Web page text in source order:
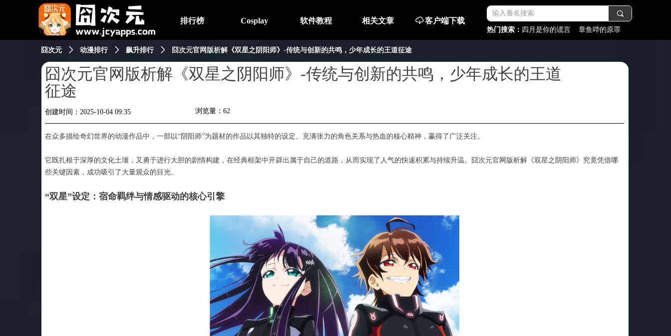
排行榜 Cosplay 软件教程 相关文章 ꄆ 客户端下载
끠
热门搜索： 四月是你的谎言 章鱼哔的原罪
囧次元官网版析解《双星之阴阳师》-传统与创新的共鸣，少年成长的王道
征途
在众多描绘奇幻世界的动漫作品中，一部以“阴阳师”为题材的作品以其独特的设定、充满张力的角色关系与热血的核心精神，赢得了广泛关注。
它既扎根于深厚的文化土壤，又勇于进行大胆的剧情构建，在经典框架中开辟出属于自己的道路，从而实现了人气的快速积累与持续升温。囧次元官网版析解《双星之阴阳师》究竟凭借哪
些关键因素，成功吸引了大量观众的目光。
“双星”设定：宿命羁绊与情感驱动的核心引擎
创建时间： 2025-10-04 09:35 浏览量： 62
囧次元 ꄲ 动漫排行 ꄲ 飙升排行 ꄲ 囧次元官网版析解《双星之阴阳师》-传统与创新的共鸣，少年成长的王道征途